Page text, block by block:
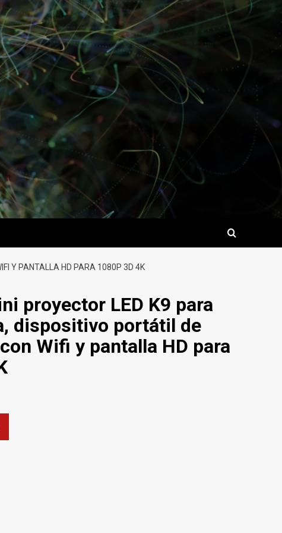
Y PANTALLA HD PARA 1080P 3D 4K
proyector LED K9 para
dispositivo portátil de
Wifi y pantalla HD para